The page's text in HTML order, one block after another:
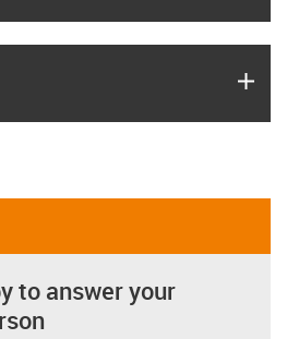
to answer your